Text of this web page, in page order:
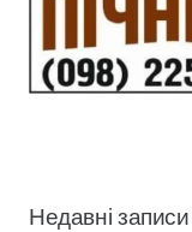
Недавні записи